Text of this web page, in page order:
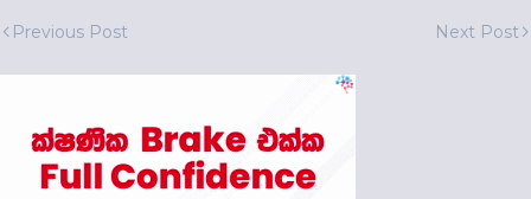
Previous Post Next Post